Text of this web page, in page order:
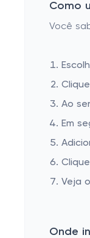
Como
Você
Ao
Em
Veja
Onde